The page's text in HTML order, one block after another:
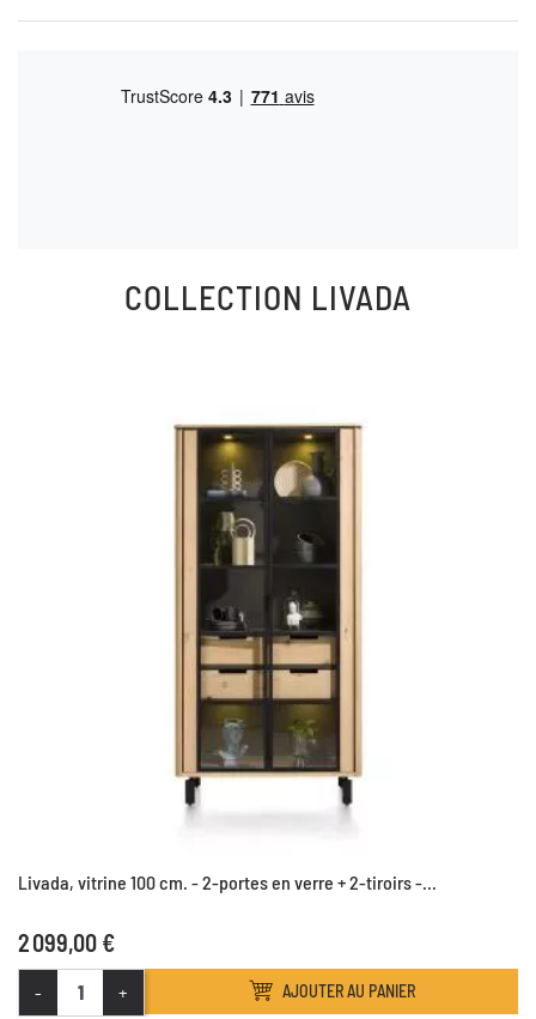
COLLECTION LIVADA
Livada, vitrine 100 cm. - 2-portes en verre + 2-tiroirs -...
2 099,00 €
- + AJOUTER AU PANIER